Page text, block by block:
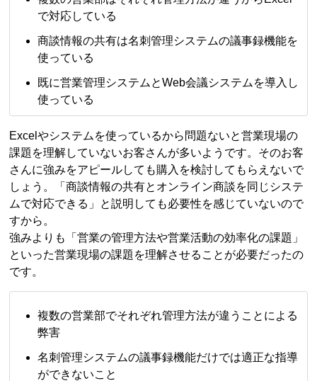
で対応している
商談情報の共有は名刺管理システムの議事録機能を
使っている
既に営業管理システムとWeb会議システムを導入し
使っている
Excelやシステムを使っているから問題ないと営業現場の
課題を理解していないお客さんが多いようです。そのお客
さんに強みをアピールしても購入を検討してもらえないで
しょう。「商談情報の共有とオンライン商談を同じシステ
ムで対応できる」と説明しても必要性を感じていないので
すから。
強みよりも「営業の管理方法や営業活動の効率化の課題」
といった営業現場の課題を理解させることが必要だったの
です。
複数の営業部でそれぞれ管理方法が違うことによる
弊害
名刺管理システムの議事録機能だけでは適正な指導
ができないこと